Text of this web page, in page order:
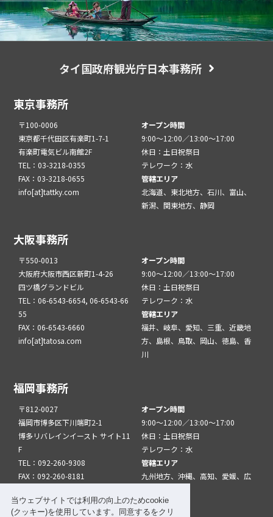
当ウェブサイトでは利用の向上のためcookie
(クッキー)を使用しています。同意するをクリ
タイ国政府観光庁日本事務所
東京事務所
〒100-0006
東京都千代田区有楽町1-7-1
有楽町電気ビル南館2F
TEL：03-3218-0355
FAX：03-3218-0655
info[at]tattky.com
オープン時間
9:00～12:00／13:00～17:00
休日：土日祝祭日
テレワーク：水
管轄エリア
北海道、東北地方、石川、富山、
新潟、関東地方、静岡
大阪事務所
〒550-0013
大阪府大阪市西区新町1-4-26
四ツ橋グランドビル
TEL：06-6543-6654, 06-6543-66
55
FAX：06-6543-6660
info[at]tatosa.com
オープン時間
9:00～12:00／13:00～17:00
休日：土日祝祭日
テレワーク：水
管轄エリア
福井、岐阜、愛知、三重、近畿地
方、島根、鳥取、岡山、徳島、香
川
福岡事務所
〒812-0027
福岡市博多区下川端町2-1
博多リバレインイースト サイト11
F
TEL：092-260-9308
FAX：092-260-8181
オープン時間
9:00～12:00／13:00～17:00
休日：土日祝祭日
テレワーク：水
管轄エリア
九州地方、沖縄、高知、愛媛、広